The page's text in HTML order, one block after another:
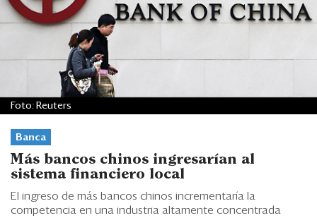
¿Qué está pasando?
Sectores y Empresas
Management
Economía y Finanzas
Legal y Política
Eventos
Blogs
Banca
Más bancos chinos ingresarían al
sistema financiero local
El ingreso de más bancos chinos incrementaría la
competencia en una industria altamente concentrada
Foto: Reuters